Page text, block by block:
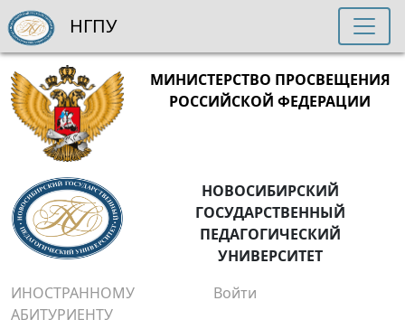
МИНИСТЕРСТВО ПРОСВЕЩЕНИЯ
РОССИЙСКОЙ ФЕДЕРАЦИИ
НОВОСИБИРСКИЙ
ГОСУДАРСТВЕННЫЙ
ПЕДАГОГИЧЕСКИЙ
УНИВЕРСИТЕТ
ИНОСТРАННОМУ
АБИТУРИЕНТУ
Войти
НГПУ